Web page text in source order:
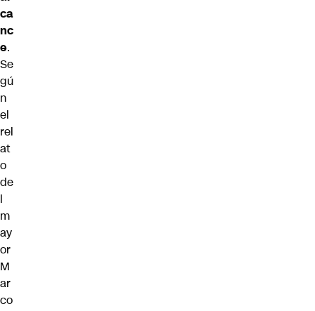
ca
nc
e.
Se
gú
n
el
rel
at
o
de
l
m
ay
or
M
ar
co